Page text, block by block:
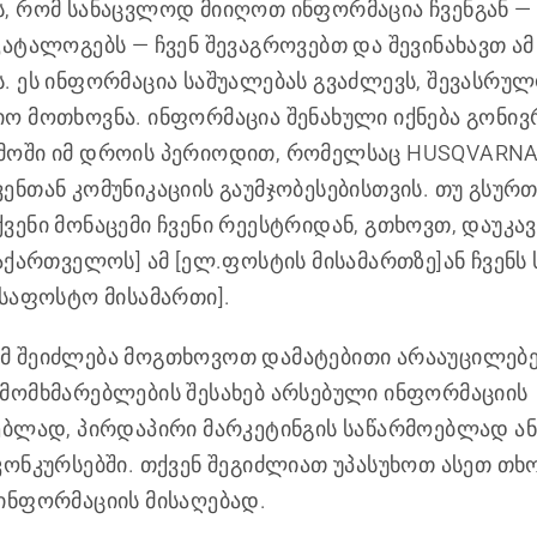
რომ სანაცვლოდ მიიღოთ ინფორმაცია ჩვენგან
— ჩვენ შევაგროვებთ და შევინახავთ ამ
ეს ინფორმაცია საშუალებას გვაძლევს,
მოთხოვნა. ინფორმაცია შენახული იქნება
იმ დროის პერიოდით, რომელსაც
კომუნიკაციის გაუმჯობესებისთვის. თუ
მონაცემი ჩვენი რეესტრიდან, გთხოვთ,
ამ [ელ.ფოსტის მისამართზე]ან
მისამართი].
მ შეიძლება მოგთხოვოთ დამატებითი
შესახებ არსებული ინფორმაციის
პირდაპირი მარკეტინგის საწარმოებლად
თქვენ შეგიძლიათ უპასუხოთ ასეთ
მისაღებად.